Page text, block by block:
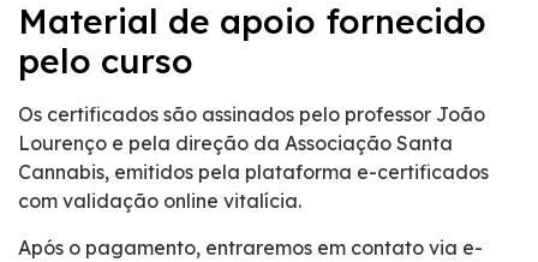
Material de apoio fornecido
pelo curso
Os certificados são assinados pelo professor João
Lourenço e pela direção da Associação Santa
Cannabis, emitidos pela plataforma e-certificados
com validação online vitalícia.
Após o pagamento, entraremos em contato via e-